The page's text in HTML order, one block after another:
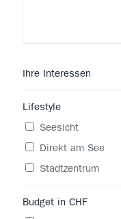
Ihre Interessen
Lifestyle
Seesicht
Direkt am See
Stadtzentrum
Budget in CHF